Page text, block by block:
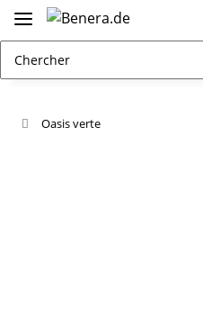
Oasis verte